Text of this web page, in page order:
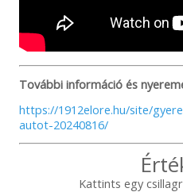
További információ és
https://1912elore.hu/site/
autot-20240816/
Kattints egy